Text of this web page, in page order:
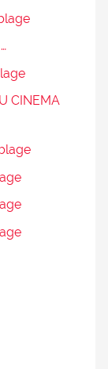
CINEMA